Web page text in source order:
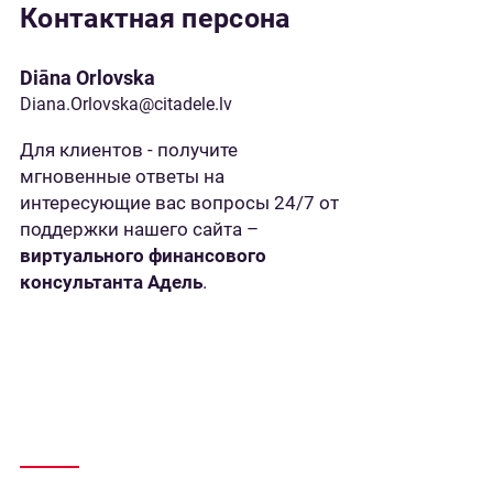
Контактная персона
Diāna Orlovska
Diana.Orlovska@citadele.lv
Для клиентов - получите
мгновенные ответы на
интересующие вас вопросы 24/7 от
поддержки нашего сайта –
виртуального финансового
консультанта Адель.